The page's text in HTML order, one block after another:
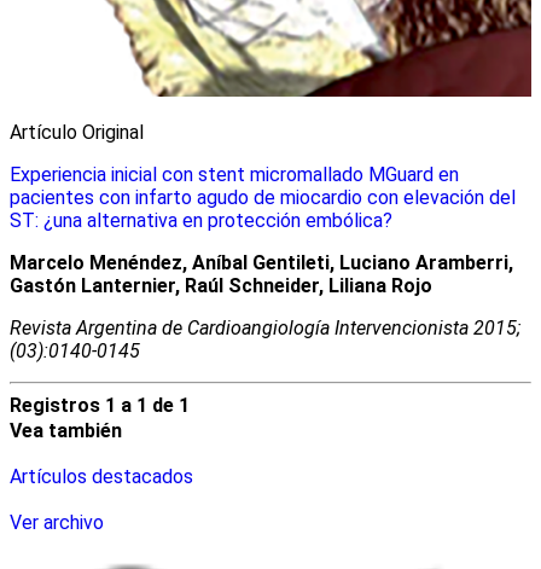
Artículo Original
Experiencia inicial con stent micromallado MGuard en
pacientes con infarto agudo de miocardio con elevación del
ST: ¿una alternativa en protección embólica?
Marcelo Menéndez, Aníbal Gentileti, Luciano Aramberri,
Gastón Lanternier, Raúl Schneider, Liliana Rojo
Revista Argentina de Cardioangiologí­a Intervencionista 2015;
(03):0140-0145
Registros 1 a 1 de 1
Vea también
Artículos destacados
Ver archivo